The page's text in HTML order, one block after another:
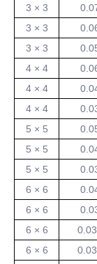
3 × 3
3 × 3
3 × 3
4 × 4
4 × 4
4 × 4
5 × 5
5 × 5
5 × 5
6 × 6
6 × 6
6 × 6
6 × 6